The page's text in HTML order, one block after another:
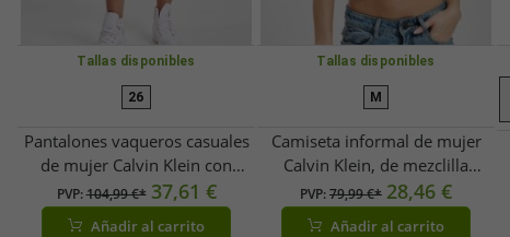
Tallas disponibles
26
Pantalones vaqueros casuales
de mujer Calvin Klein con
bolsillos con cremallera, color
azul.
PVP:104,99 €* 37,61 €
Añadir al carrito
Tallas disponibles
M
Camiseta informal de mujer
Calvin Klein, de mezclilla
elástica con algodón, negra.
PVP:79,99 €* 28,46 €
Añadir al carrito